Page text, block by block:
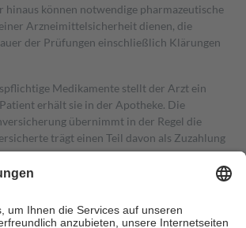
hinaus können notwendige pharmazeutische
Arzneimittelsicherheit dienen, die
der Prüfungen einschließlich Klärungen
Medikamente stellt der Arzt ein
erhält sie in der Apotheke. Die
übernimmt in der Regel die
trägt einen Teil davon als Zuzahlung
Mitglieder Zuzahlungen in Höhe von zehn
Es sind jedoch nie mehr als die tatsächlichen
zu entrichten.